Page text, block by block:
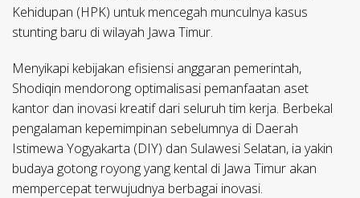
Kehidupan (HPK) untuk mencegah munculnya kasus
stunting baru di wilayah Jawa Timur.
Menyikapi kebijakan efisiensi anggaran pemerintah,
Shodiqin mendorong optimalisasi pemanfaatan aset
kantor dan inovasi kreatif dari seluruh tim kerja. Berbekal
pengalaman kepemimpinan sebelumnya di Daerah
Istimewa Yogyakarta (DIY) dan Sulawesi Selatan, ia yakin
budaya gotong royong yang kental di Jawa Timur akan
mempercepat terwujudnya berbagai inovasi.